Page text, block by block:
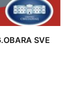
SVE